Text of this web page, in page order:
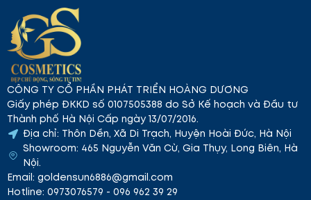
CÔNG TY CỔ PHẦN PHÁT TRIỂN HOÀNG DƯƠNG
Giấy phép ĐKKD số 0107505388 do Sở Kế hoạch và Đầu tư
Thành phố Hà Nội Cấp ngày 13/07/2016.
Địa chỉ: Thôn Dền, Xã Di Trạch, Huyện Hoài Đức, Hà Nội
Showroom: 465 Nguyễn Văn Cừ, Gia Thụy, Long Biên, Hà
Nội.
Email: goldensun6886@gmail.com
Hotline: 0973076579 - 096 962 39 29